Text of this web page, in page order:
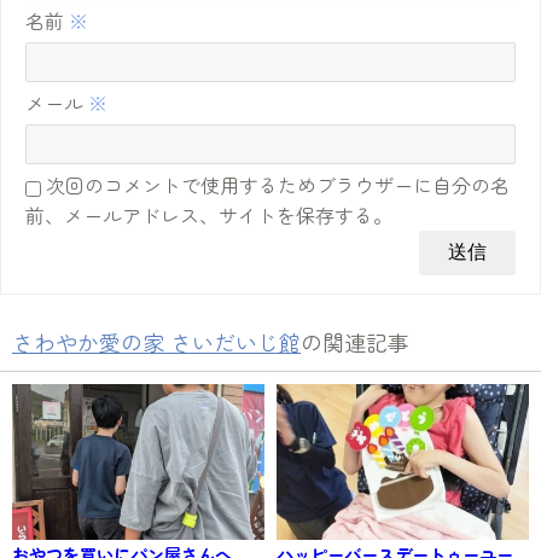
名前 ※
メール ※
次回のコメントで使用するためブラウザーに自分の名
前、メールアドレス、サイトを保存する。
さわやか愛の家 さいだいじ館の関連記事